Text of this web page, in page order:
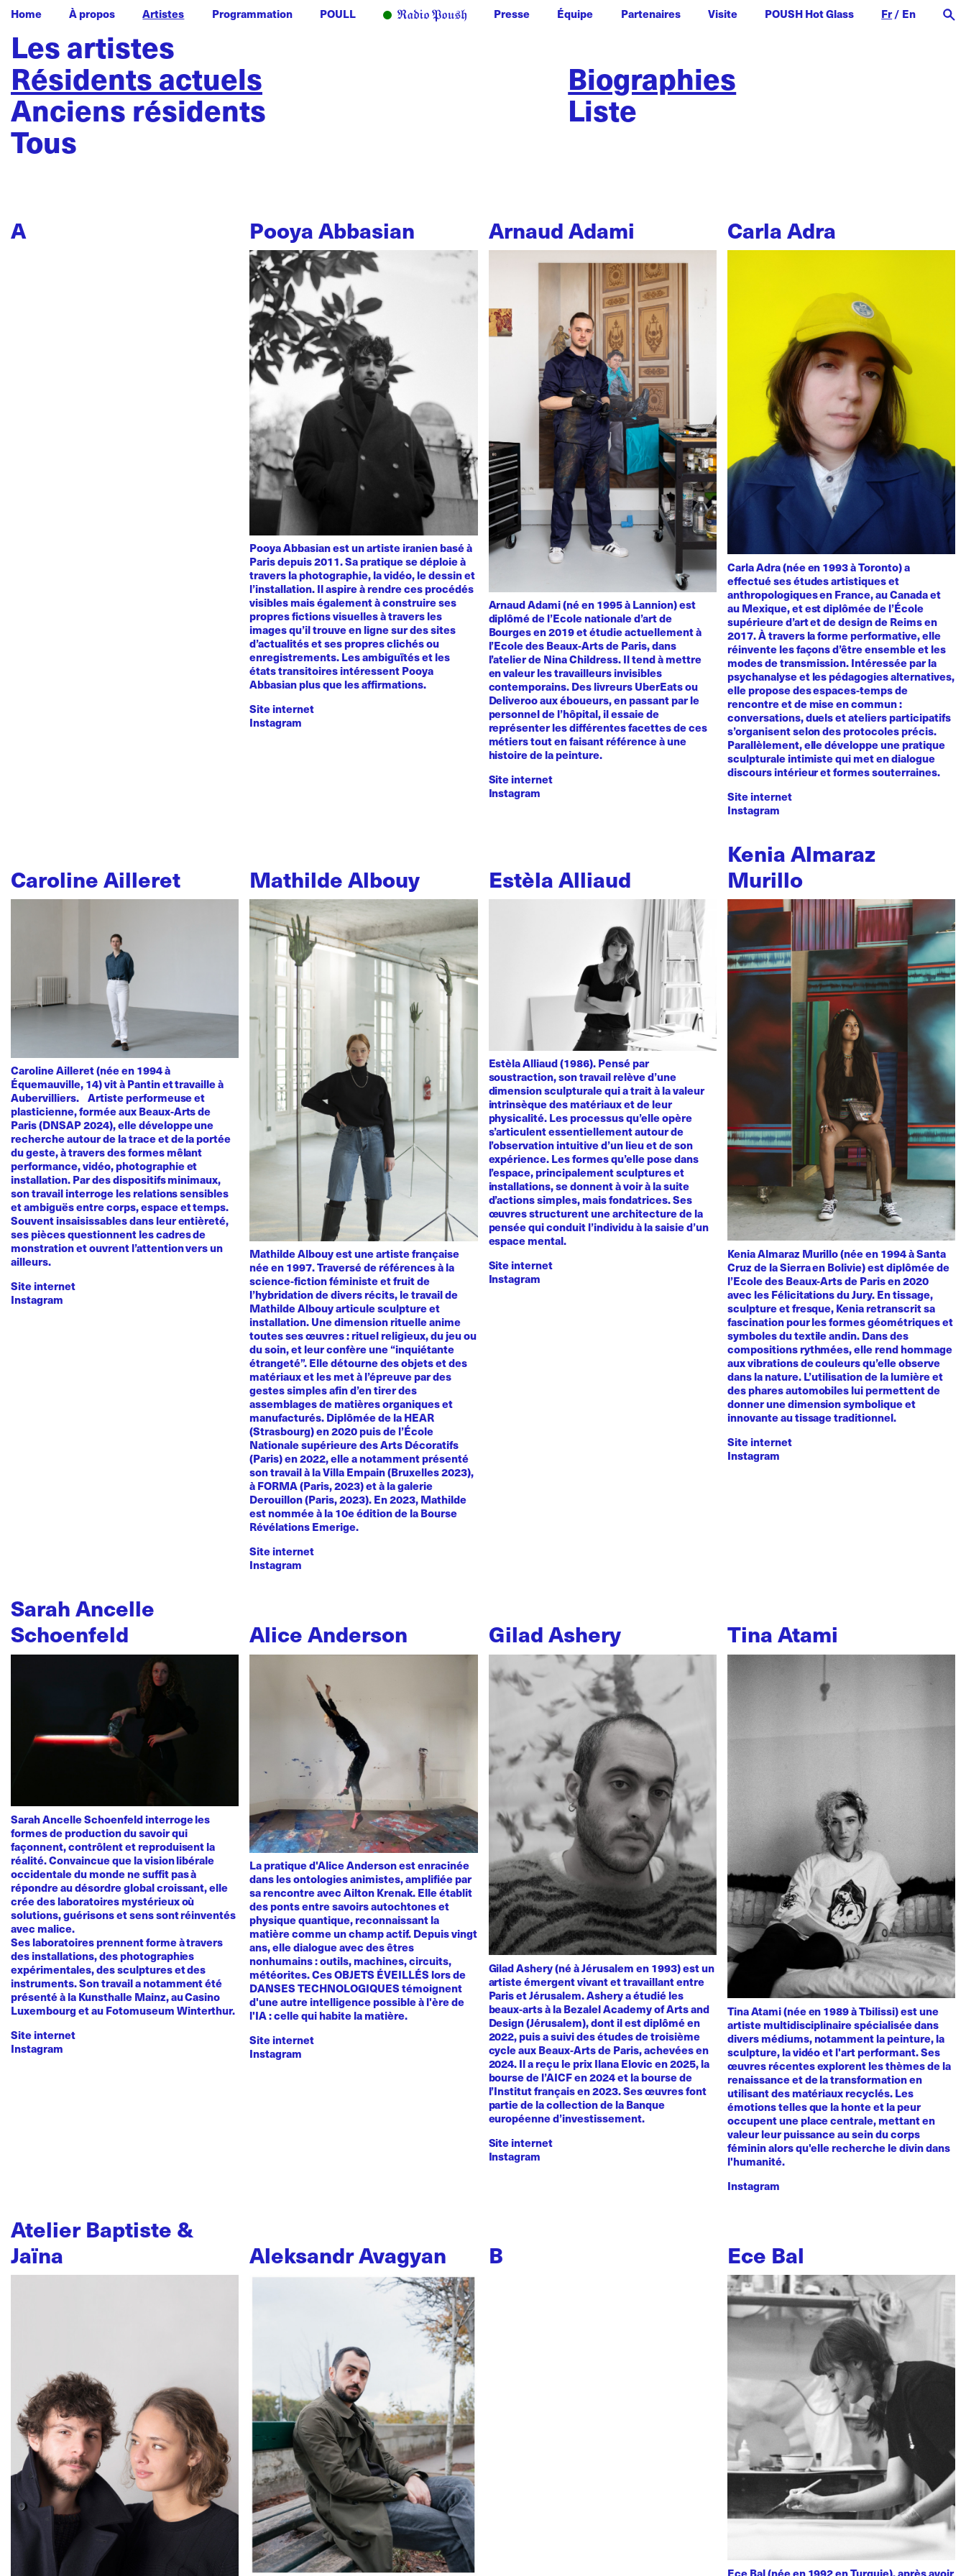
Home À propos Artistes Programmation POULL Presse Équipe Partenaires Visite POUSH Hot Glass Fr/ En
Les artistes
Résidents actuels
Anciens résidents
Tous
Biographies
Liste
A Pooya Abbasian
Pooya Abbasian est un artiste iranien basé à
Paris depuis 2011. Sa pratique se déploie à
travers la photographie, la vidéo, le dessin et
l’installation. Il aspire à rendre ces procédés
visibles mais également à construire ses
propres fictions visuelles à travers les
images qu’il trouve en ligne sur des sites
d’actualités et ses propres clichés ou
enregistrements. Les ambiguïtés et les
états transitoires intéressent Pooya
Abbasian plus que les affirmations.
Site internet
Instagram
Arnaud Adami
Arnaud Adami (né en 1995 à Lannion) est
diplômé de l’Ecole nationale d’art de
Bourges en 2019 et étudie actuellement à
l’Ecole des Beaux-Arts de Paris, dans
l’atelier de Nina Childress. Il tend à mettre
en valeur les travailleurs invisibles
contemporains. Des livreurs UberEats ou
Deliveroo aux éboueurs, en passant par le
personnel de l’hôpital, il essaie de
représenter les différentes facettes de ces
métiers tout en faisant référence à une
histoire de la peinture.
Site internet
Instagram
Carla Adra
Carla Adra (née en 1993 à Toronto) a
effectué ses études artistiques et
anthropologiques en France, au Canada et
au Mexique, et est diplômée de l’École
supérieure d’art et de design de Reims en
2017. À travers la forme performative, elle
réinvente les façons d’être ensemble et les
modes de transmission. Intéressée par la
psychanalyse et les pédagogies alternatives,
elle propose des espaces-temps de
rencontre et de mise en commun :
conversations, duels et ateliers participatifs
s’organisent selon des protocoles précis.
Parallèlement, elle développe une pratique
sculpturale intimiste qui met en dialogue
discours intérieur et formes souterraines.
Site internet
Instagram
Caroline Ailleret
Caroline Ailleret (née en 1994 à
Équemauville, 14) vit à Pantin et travaille à
Aubervilliers. Artiste performeuse et
plasticienne, formée aux Beaux-Arts de
Paris (DNSAP 2024), elle développe une
recherche autour de la trace et de la portée
du geste, à travers des formes mêlant
performance, vidéo, photographie et
installation. Par des dispositifs minimaux,
son travail interroge les relations sensibles
et ambiguës entre corps, espace et temps.
Souvent insaisissables dans leur entièreté,
ses pièces questionnent les cadres de
monstration et ouvrent l’attention vers un
ailleurs.
Site internet
Instagram
Mathilde Albouy
Mathilde Albouy est une artiste française
née en 1997. Traversé de références à la
science-fiction féministe et fruit de
l’hybridation de divers récits, le travail de
Mathilde Albouy articule sculpture et
installation. Une dimension rituelle anime
toutes ses œuvres : rituel religieux, du jeu ou
du soin, et leur confère une “inquiétante
étrangeté”. Elle détourne des objets et des
matériaux et les met à l’épreuve par des
gestes simples afin d’en tirer des
assemblages de matières organiques et
manufacturés. Diplômée de la HEAR
(Strasbourg) en 2020 puis de l’École
Nationale supérieure des Arts Décoratifs
(Paris) en 2022, elle a notamment présenté
son travail à la Villa Empain (Bruxelles 2023),
à FORMA (Paris, 2023) et à la galerie
Derouillon (Paris, 2023). En 2023, Mathilde
est nommée à la 10e édition de la Bourse
Révélations Emerige.
Site internet
Instagram
Estèla Alliaud
Estèla Alliaud (1986). Pensé par
soustraction, son travail relève d’une
dimension sculpturale qui a trait à la valeur
intrinsèque des matériaux et de leur
physicalité. Les processus qu’elle opère
s’articulent essentiellement autour de
l’observation intuitive d’un lieu et de son
expérience. Les formes qu’elle pose dans
l’espace, principalement sculptures et
installations, se donnent à voir à la suite
d’actions simples, mais fondatrices. Ses
œuvres structurent une architecture de la
pensée qui conduit l’individu à la saisie d’un
espace mental.
Site internet
Instagram
Kenia Almaraz
Murillo
Kenia Almaraz Murillo (née en 1994 à Santa
Cruz de la Sierra en Bolivie) est diplômée de
l’Ecole des Beaux-Arts de Paris en 2020
avec les Félicitations du Jury. En tissage,
sculpture et fresque, Kenia retranscrit sa
fascination pour les formes géométriques et
symboles du textile andin. Dans des
compositions rythmées, elle rend hommage
aux vibrations de couleurs qu’elle observe
dans la nature. L’utilisation de la lumière et
des phares automobiles lui permettent de
donner une dimension symbolique et
innovante au tissage traditionnel.
Site internet
Instagram
Sarah Ancelle
Schoenfeld
Sarah Ancelle Schoenfeld interroge les
formes de production du savoir qui
façonnent, contrôlent et reproduisent la
réalité. Convaincue que la vision libérale
occidentale du monde ne suffit pas à
répondre au désordre global croissant, elle
crée des laboratoires mystérieux où
solutions, guérisons et sens sont réinventés
avec malice.
Ses laboratoires prennent forme à travers
des installations, des photographies
expérimentales, des sculptures et des
instruments. Son travail a notamment été
présenté à la Kunsthalle Mainz, au Casino
Luxembourg et au Fotomuseum Winterthur.
Site internet
Instagram
Alice Anderson
La pratique d'Alice Anderson est enracinée
dans les ontologies animistes, amplifiée par
sa rencontre avec Ailton Krenak. Elle établit
des ponts entre savoirs autochtones et
physique quantique, reconnaissant la
matière comme un champ actif. Depuis vingt
ans, elle dialogue avec des êtres
nonhumains : outils, machines, circuits,
météorites. Ces OBJETS ÉVEILLÉS lors de
DANSES TECHNOLOGIQUES témoignent
d'une autre intelligence possible à l'ère de
l'IA : celle qui habite la matière.
Site internet
Instagram
Gilad Ashery
Gilad Ashery (né à Jérusalem en 1993) est un
artiste émergent vivant et travaillant entre
Paris et Jérusalem. Ashery a étudié les
beaux-arts à la Bezalel Academy of Arts and
Design (Jérusalem), dont il est diplômé en
2022, puis a suivi des études de troisième
cycle aux Beaux-Arts de Paris, achevées en
2024. Il a reçu le prix Ilana Elovic en 2025, la
bourse de l’AICF en 2024 et la bourse de
l’Institut français en 2023. Ses œuvres font
partie de la collection de la Banque
européenne d’investissement.
Site internet
Instagram
Tina Atami
Tina Atami (née en 1989 à Tbilissi) est une
artiste multidisciplinaire spécialisée dans
divers médiums, notamment la peinture, la
sculpture, la vidéo et l'art performant. Ses
œuvres récentes explorent les thèmes de la
renaissance et de la transformation en
utilisant des matériaux recyclés. Les
émotions telles que la honte et la peur
occupent une place centrale, mettant en
valeur leur puissance au sein du corps
féminin alors qu'elle recherche le divin dans
l'humanité.
Instagram
Atelier Baptiste &
Jaïna
Aleksandr Avagyan B Ece Bal
Ece Bal (née en 1992 en Turquie), après avoir